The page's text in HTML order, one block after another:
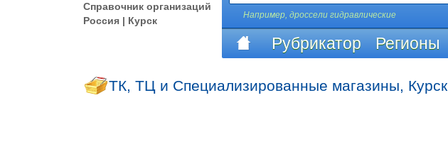
Справочник организаций
Россия | Курск
Например, дроссели гидравлические
Рубрикатор Регионы
ТК, ТЦ и Специализированные магазины, Курск